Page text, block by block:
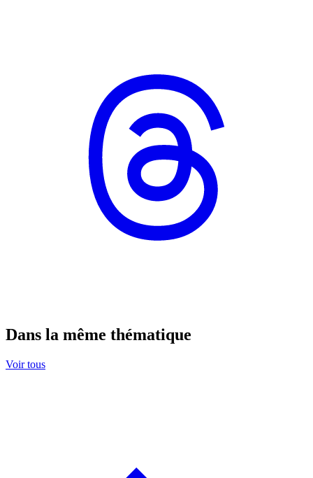
Dans la même thématique
Voir tous